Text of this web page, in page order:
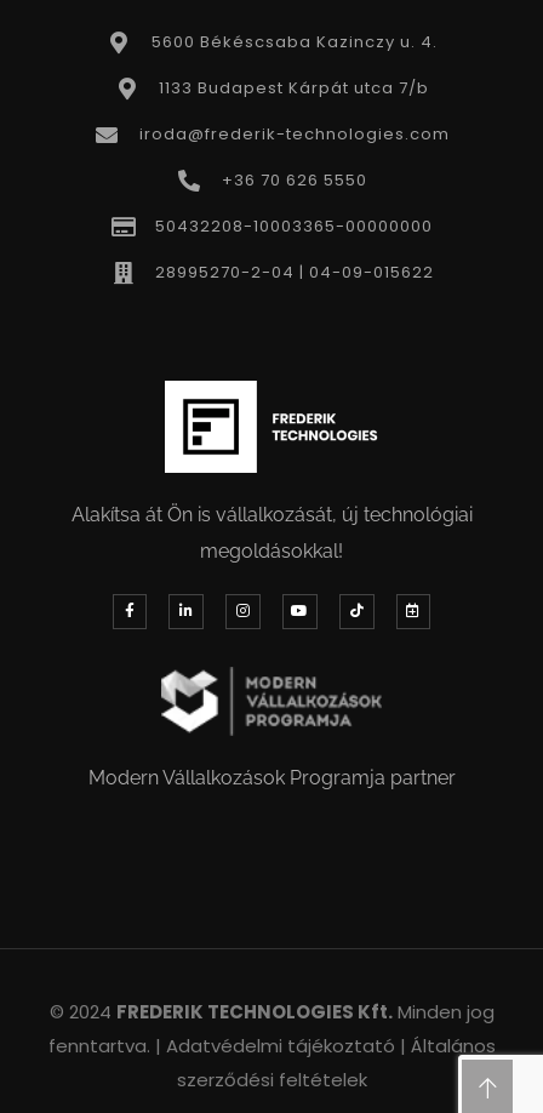
5600 Békéscsaba Kazinczy u. 4.
1133 Budapest Kárpát utca 7/b
iroda@frederik-technologies.com
+36 70 626 5550
50432208-10003365-00000000
28995270-2-04 | 04-09-015622
Alakítsa át Ön is vállalkozását, új technológiai
megoldásokkal!
Modern Vállalkozások Programja partner
© 2024 FREDERIK TECHNOLOGIES Kft.Minden jog
fenntartva. | Adatvédelmi tájékoztató | Általános
szerződési feltételek